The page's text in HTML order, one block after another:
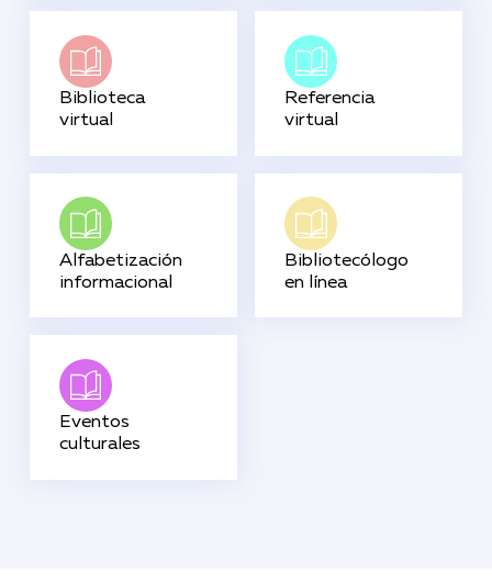
Biblioteca
virtual
Referencia
virtual
Alfabetización
informacional
Bibliotecólogo
en línea
Eventos
culturales